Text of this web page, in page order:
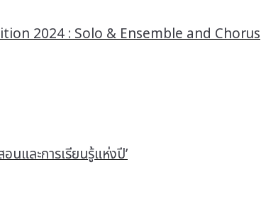
2024 : Solo & Ensemble and Chorus
และการเรียนรู้แห่งปี’